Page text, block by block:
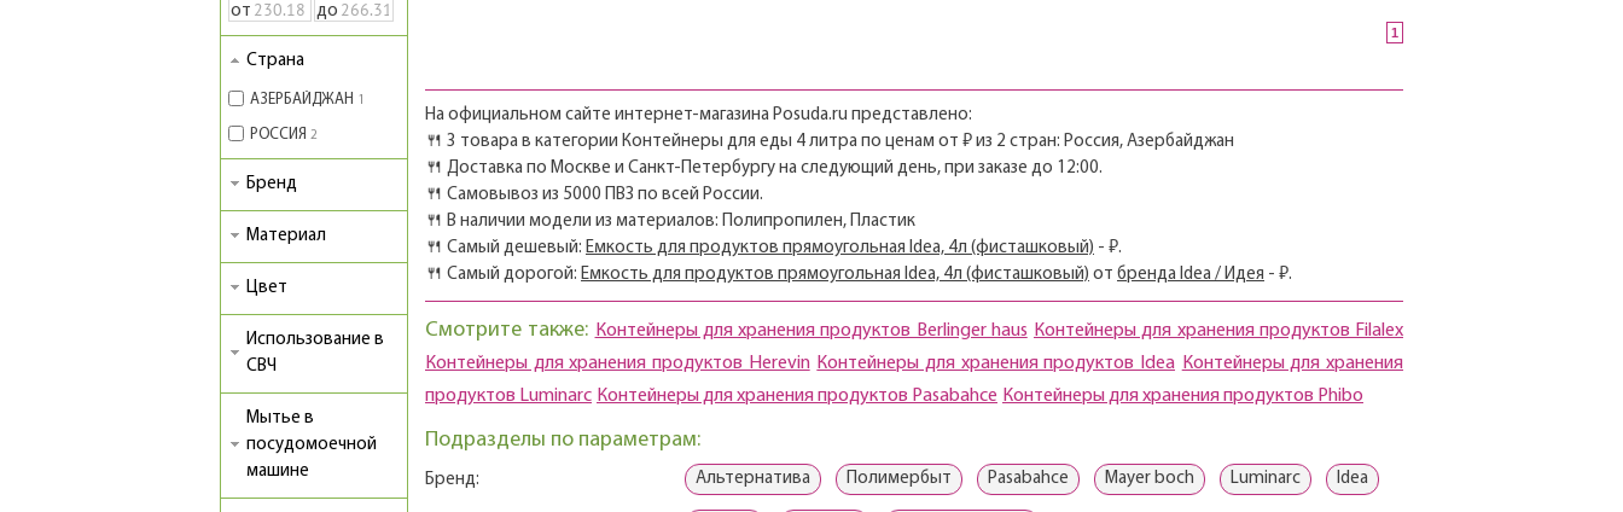
от до
Страна
АЗЕРБАЙДЖАН 1
РОССИЯ 2
Бренд
Материал
Цвет
Использование в
СВЧ
Мытье в
посудомоечной
машине
1
На официальном сайте интернет-магазина Posuda.ru представлено:
🍴 3 товара в категории Контейнеры для еды 4 литра по ценам от ₽ из 2 стран: Россия, Азербайджан
🍴 Доставка по Москве и Санкт-Петербургу на следующий день, при заказе до 12:00.
🍴 Самовывоз из 5000 ПВЗ по всей России.
🍴 В наличии модели из материалов: Полипропилен, Пластик
🍴 Самый дешевый: Емкость для продуктов прямоугольная Idea, 4л (фисташковый) - ₽.
🍴 Самый дорогой: Емкость для продуктов прямоугольная Idea, 4л (фисташковый) от бренда Idea / Идея - ₽.
Смотрите также: Контейнеры для хранения продуктов Berlinger haus Контейнеры для хранения продуктов Filalex
Контейнеры для хранения продуктов Herevin Контейнеры для хранения продуктов Idea Контейнеры для хранения
продуктов Luminarc Контейнеры для хранения продуктов Pasabahce Контейнеры для хранения продуктов Phibo
Подразделы по параметрам:
Бренд: Альтернатива Полимербыт Pasabahce Mayer boch Luminarc Idea